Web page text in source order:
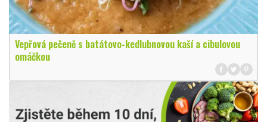
Vepřová pečeně s batátovo-kedlubnovou kaší a cibulovou
omáčkou